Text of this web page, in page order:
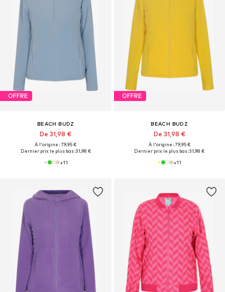
OFFRE
BEACH BUDZ
De 31,98 €
À l'origine : 79,95 €
Dernier prix le plus bas :31,98 €
+11
OFFRE
BEACH BUDZ
De 31,98 €
À l'origine : 79,95 €
Dernier prix le plus bas :31,98 €
+11